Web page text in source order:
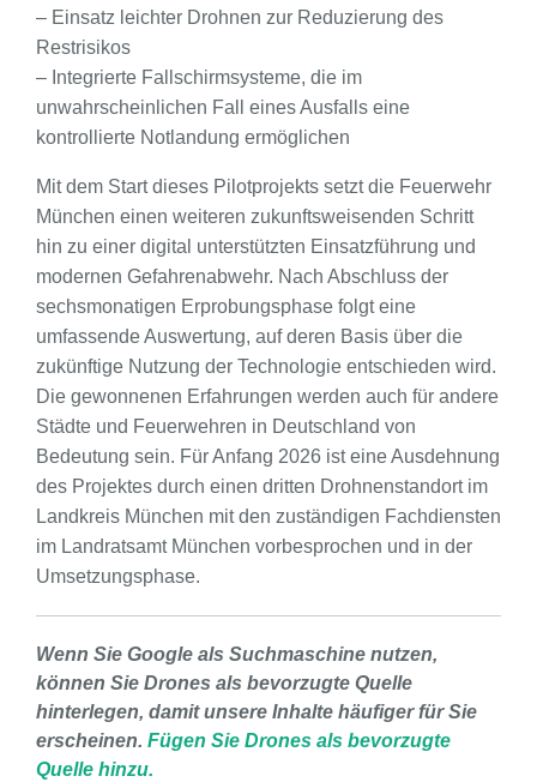
– Einsatz leichter Drohnen zur Reduzierung des
Restrisikos
– Integrierte Fallschirmsysteme, die im
unwahrscheinlichen Fall eines Ausfalls eine
kontrollierte Notlandung ermöglichen
Mit dem Start dieses Pilotprojekts setzt die Feuerwehr
München einen weiteren zukunftsweisenden Schritt
hin zu einer digital unterstützten Einsatzführung und
modernen Gefahrenabwehr. Nach Abschluss der
sechsmonatigen Erprobungsphase folgt eine
umfassende Auswertung, auf deren Basis über die
zukünftige Nutzung der Technologie entschieden wird.
Die gewonnenen Erfahrungen werden auch für andere
Städte und Feuerwehren in Deutschland von
Bedeutung sein. Für Anfang 2026 ist eine Ausdehnung
des Projektes durch einen dritten Drohnenstandort im
Landkreis München mit den zuständigen Fachdiensten
im Landratsamt München vorbesprochen und in der
Umsetzungsphase.
Wenn Sie Google als Suchmaschine nutzen,
können Sie Drones als bevorzugte Quelle
hinterlegen, damit unsere Inhalte häufiger für Sie
erscheinen. Fügen Sie Drones als bevorzugte
Quelle hinzu.